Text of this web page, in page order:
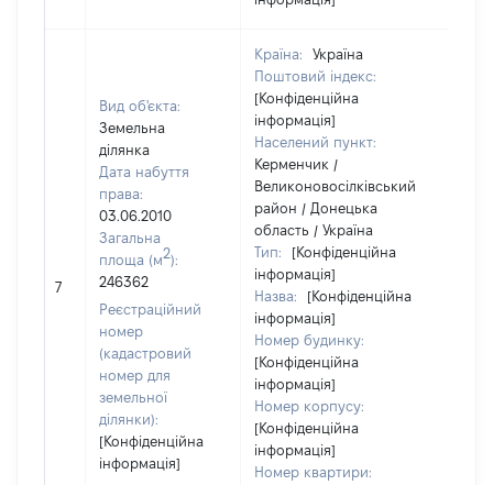
7
Вид об'єкта:
Земельна
ділянка
Дата набуття
права:
03.06.2010
Загальна
площа (м2):
246362
Реєстраційний
номер
(кадастровий
номер для
земельної
ділянки):
[Конфіденційна
інформація]
Країна:
Україна
Поштовий індекс:
[Конфіденційна
інформація]
Населений пункт:
Керменчик /
Великоновосілківський
район / Донецька
область / Україна
Тип:
[Конфіденційна
інформація]
Назва:
[Конфіденційна
інформація]
Номер будинку:
[Конфіденційна
інформація]
Номер корпусу:
[Конфіденційна
інформація]
Номер квартири: